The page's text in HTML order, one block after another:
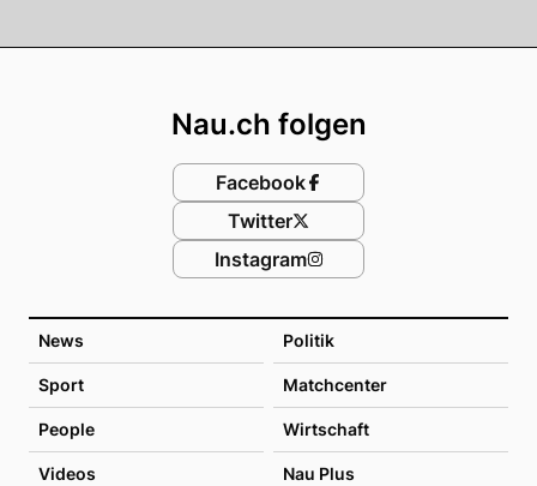
News Politik
Sport Matchcenter
People Wirtschaft
Videos Nau Plus
Nau.ch folgen
Facebook
Twitter
Instagram